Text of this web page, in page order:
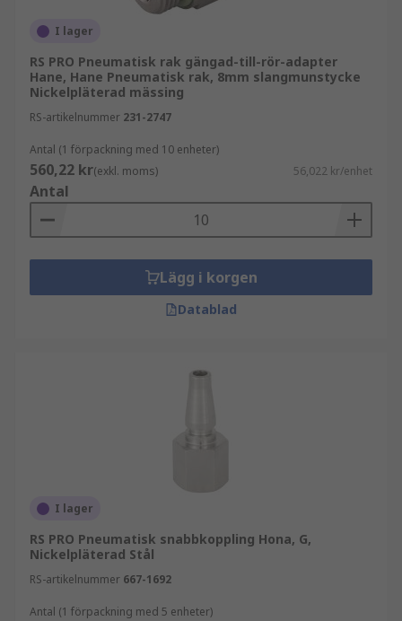
I lager
RS PRO Pneumatisk rak gängad-till-rör-adapter
Hane, Hane Pneumatisk rak, 8mm slangmunstycke
Nickelpläterad mässing
RS-artikelnummer 231-2747
Antal (1 förpackning med 10 enheter)
560,22 kr(exkl. moms) 56,022 kr/enhet
Antal
Lägg i korgen
Datablad
I lager
RS PRO Pneumatisk snabbkoppling Hona, G,
Nickelpläterad Stål
RS-artikelnummer 667-1692
Antal (1 förpackning med 5 enheter)